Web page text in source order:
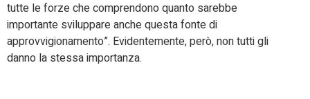
tutte le forze che comprendono quanto sarebbe
importante sviluppare anche questa fonte di
approvvigionamento”. Evidentemente, però, non tutti gli
danno la stessa importanza.